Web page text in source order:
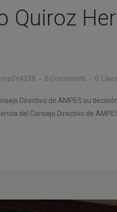
Quiroz
0 Comments 0 Likes
Directivo de AMPES su
del Consejo Directivo de